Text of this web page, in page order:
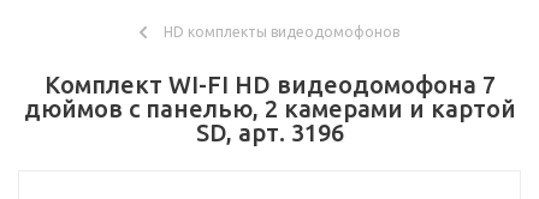
HD комплекты видеодомофонов
Комплект WI-FI HD видеодомофона 7
дюймов с панелью, 2 камерами и картой
SD, арт. 3196